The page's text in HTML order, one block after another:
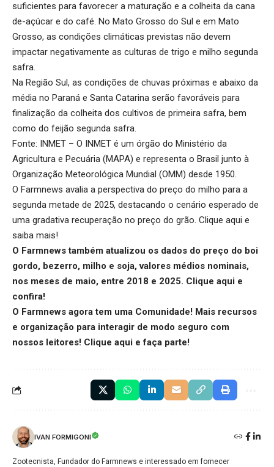
suficientes para favorecer a maturação e a colheita da cana
de-açúcar e do café. No Mato Grosso do Sul e em Mato
Grosso, as condições climáticas previstas não devem
impactar negativamente as culturas de trigo e milho segunda
safra.
Na Região Sul, as condições de chuvas próximas e abaixo da
média no Paraná e Santa Catarina serão favoráveis para
finalização da colheita dos cultivos de primeira safra, bem
como do feijão segunda safra.
Fonte: INMET – O INMET é um órgão do Ministério da
Agricultura e Pecuária (MAPA) e representa o Brasil junto à
Organização Meteorológica Mundial (OMM) desde 1950.
O Farmnews avalia a perspectiva do preço do milho para a
segunda metade de 2025, destacando o cenário esperado de
uma gradativa recuperação no preço do grão. Clique aqui e
saiba mais!
O Farmnews também atualizou os dados do preço do boi
gordo, bezerro, milho e soja, valores médios nominais,
nos meses de maio, entre 2018 e 2025. Clique aqui e
confira!
O Farmnews agora tem uma Comunidade! Mais recursos
e organização para interagir de modo seguro com
nossos leitores! Clique aqui e faça parte!
IVAN FORMIGONI
Zootecnista, Fundador do Farmnews e interessado em fornecer